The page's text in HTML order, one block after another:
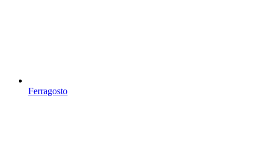
Ferragosto